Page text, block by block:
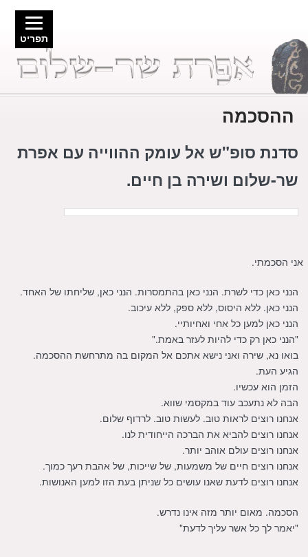
ההסכמה
סדנת סופ"ש אל עומק ההווייה עם אפרת
שר-שלום ושירה בן חיים.
אני הסכמתי.
הנני כאן כדי לשרת. הנני כאן בהתמסרות. הנני כאן, שליחתו של האחד.
הנני כאן. ללא היסוס, ללא ספק, ללא עיכוב.
הנני כאן למען כל אחי ואחיותיי.
"הנני כאן רק כדי להיות לעזר באמת."
בואו נא, שירה ואני נישא אתכם אל המקום בה מתרחשת ההסכמה.
הגיע העת.
הזמן הוא עכשיו.
הבה לא נתעכב עוד במקסמי שווא.
אנחנו רוצים לראות טוב. לעשות טוב. לרדוף שלום.
אנחנו רוצים להביא את הברכה הייחודית לנו.
אנחנו רוצים עולם אוהב יותר.
אנחנו רוצים חיים של משמעות, של שייכות, של אהבת רעך כמוך.
אנחנו רוצים לדעת שאנו עושים כל שניתן בעת הזו למען האנושות.
הסכמה. מאום יותר מזה אינו נדרש.
"יאמר לך כל אשר עליך לדעת"
תפריט